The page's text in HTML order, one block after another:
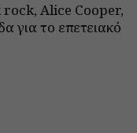
Alice Cooper,
για το επετειακό